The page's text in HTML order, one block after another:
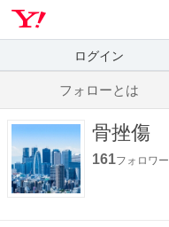
ログイン
フォローとは
骨挫傷
161フォロワー